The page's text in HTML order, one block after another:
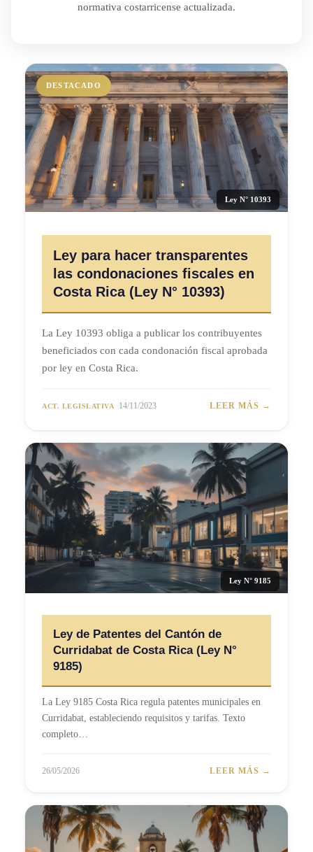
normativa costarricense actualizada.
DESTACADO
Ley N° 10393
Ley para hacer transparentes
las condonaciones fiscales en
Costa Rica (Ley N° 10393)
La Ley 10393 obliga a publicar los contribuyentes
beneficiados con cada condonación fiscal aprobada
por ley en Costa Rica.
ACT. LEGISLATIVA 14/11/2023 LEER MÁS →
Ley N° 9185
Ley de Patentes del Cantón de
Curridabat de Costa Rica (Ley N°
9185)
La Ley 9185 Costa Rica regula patentes municipales en
Curridabat, estableciendo requisitos y tarifas. Texto
completo…
26/05/2026 LEER MÁS →